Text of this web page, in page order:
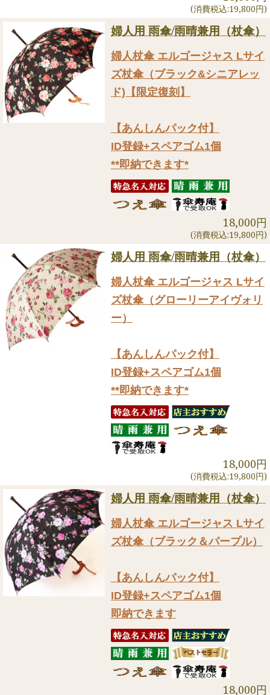
(消費税込:19,800円)
婦人用 雨傘/雨晴兼用（杖傘）
婦人杖傘 エルゴージャス Lサイ
ズ杖傘（ブラック&シニアレッ
ド)【限定復刻】
【あんしんパック付】
ID登録+スペアゴム1個
**即納できます*
18,000円
(消費税込:19,800円)
婦人用 雨傘/雨晴兼用（杖傘）
婦人杖傘 エルゴージャス Lサイ
ズ杖傘（グローリーアイヴォリ
ー）
【あんしんパック付】
ID登録+スペアゴム1個
**即納できます*
18,000円
(消費税込:19,800円)
婦人用 雨傘/雨晴兼用（杖傘）
婦人杖傘 エルゴージャス Lサイ
ズ杖傘（ブラック＆パープル）
【あんしんパック付】
ID登録+スペアゴム1個
即納できます
18,000円